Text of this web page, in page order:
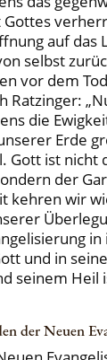
Gottes
auf das
selbst
vor dem
Ratzinger:
die
Erde
Gott ist nicht
der
kehren wir
und in
seinem Heil
der Neuen